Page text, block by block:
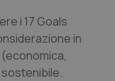
i 17 Goals
in